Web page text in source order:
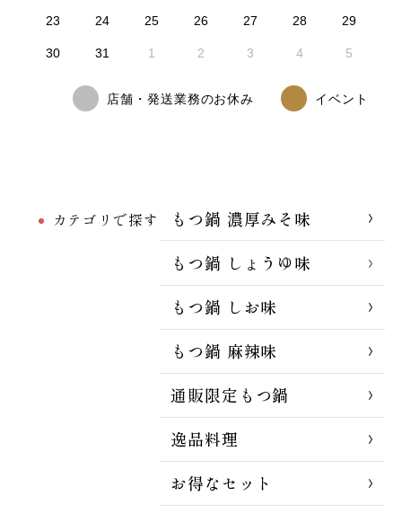
カテゴリで探す
もつ鍋 濃厚みそ味
もつ鍋 しょうゆ味
もつ鍋 しお味
もつ鍋 麻辣味
通販限定もつ鍋
逸品料理
お得なセット
23 24 25 26 27 28 29
30 31 1 2 3 4 5
店舗・発送業務のお休み イベント